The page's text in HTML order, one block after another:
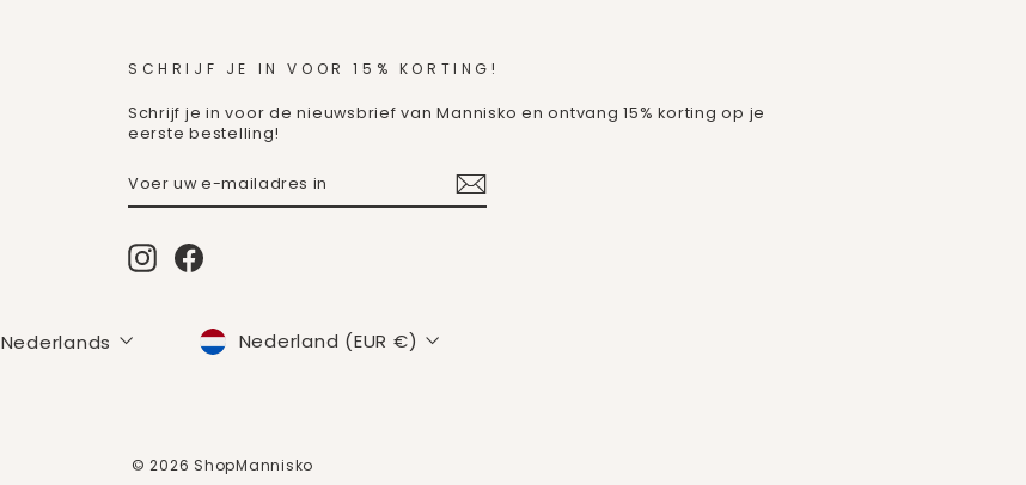
SCHRIJF JE IN VOOR 15% KORTING!
Schrijf je in voor de nieuwsbrief van Mannisko en ontvang 15% korting op je
eerste bestelling!
UW
InstagramFacebook
TAAL
Nederlands MUNTEENHEID
Nederland (EUR €)
© 2026 ShopMannisko